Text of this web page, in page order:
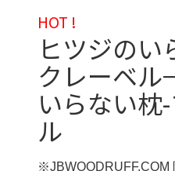
HOT !
ヒツジのい
クレーベル
いらない枕
ル
※JBWOODRUFF.COM